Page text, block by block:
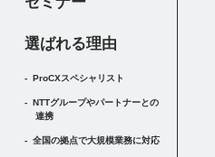
選ばれる理由
ProCXスペシャリスト
NTTグループやパートナーとの
連携
全国の拠点で大規模業務に対応